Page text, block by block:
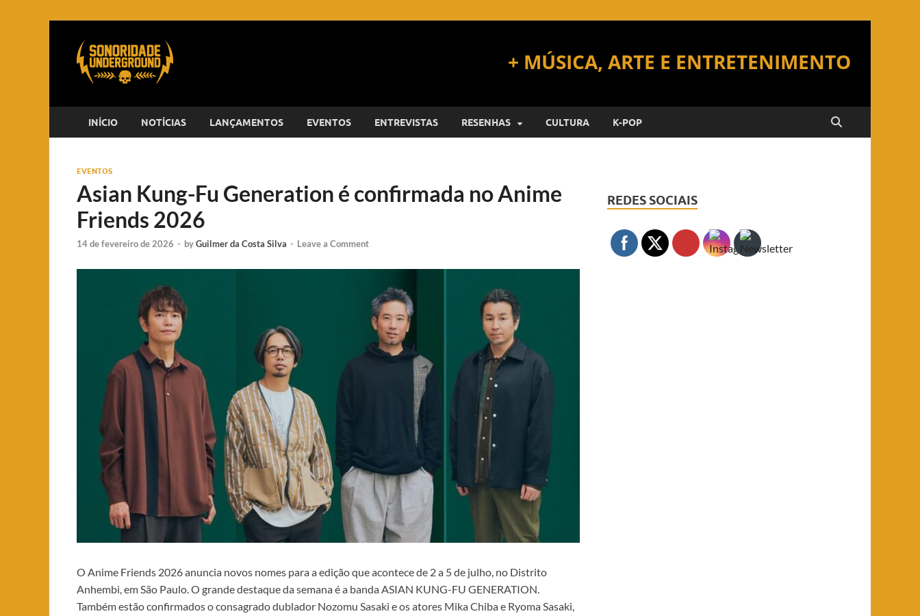
INÍCIO NOTÍCIAS LANÇAMENTOS EVENTOS ENTREVISTAS RESENHAS CULTURA K-POP
EVENTOS
Asian Kung-Fu Generation é confirmada no Anime
Friends 2026
14 de fevereiro de 2026 - byGuilmer da Costa Silva - Leave a Comment
O Anime Friends 2026 anuncia novos nomes para a edição que acontece de 2 a 5 de julho, no Distrito
Anhembi, em São Paulo. O grande destaque da semana é a banda ASIAN KUNG-FU GENERATION.
Também estão confirmados o consagrado dublador Nozomu Sasaki e os atores Mika Chiba e Ryoma Sasaki,
REDES SOCIAIS